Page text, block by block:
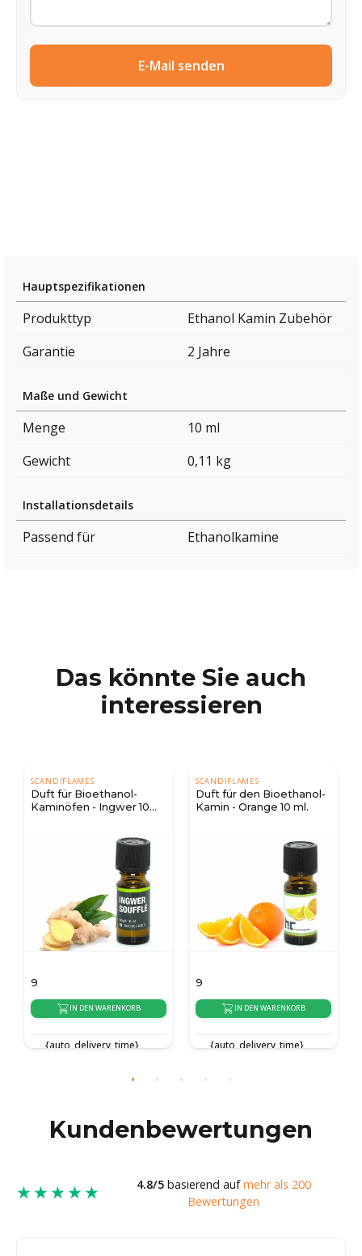
E-Mail senden
Hauptspezifikationen
Produkttyp
Ethanol Kamin Zubehör
Garantie
2 Jahre
Maße und Gewicht
Menge
10 ml
Gewicht
0,11 kg
Installationsdetails
Passend für Ethanolkamine
Das könnte Sie auch
interessieren
SCANDIFLAMES
Duft für den Bioethanol-
Kamin - Orange 10 ml.
IN DEN WARENKORB
{auto_delivery_time}
SCANDIFLAMES
Duft für
Bioethanolkamine - Pinie
IN DEN WARENKORB
{auto_delivery_time}
Kundenbewertungen
★★★★★ 4.8/5basierend aufmehr als 200
Bewertungen